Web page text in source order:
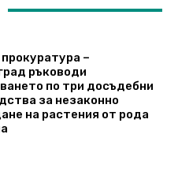
–
ръководи
по три досъдебни
за незаконно
на растения от рода